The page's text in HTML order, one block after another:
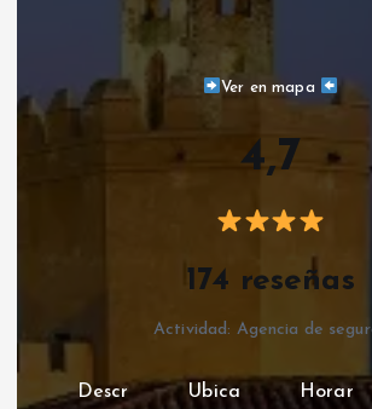
Ver en mapa
4,7
174 reseñas
Actividad: Agencia de
Descr
Ubica
Horar